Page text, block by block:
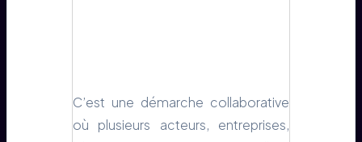
C’est une démarche collaborative
où plusieurs acteurs, entreprises,